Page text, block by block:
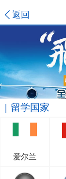
返回
留学国家
爱尔兰